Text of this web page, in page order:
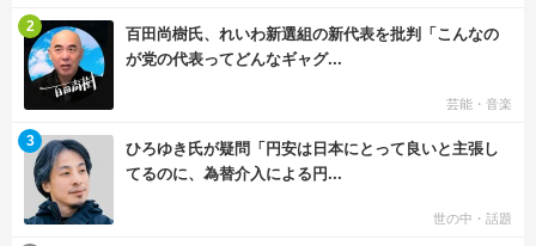
百田尚樹氏、れいわ新選組の新代表を批判「こんなの
が党の代表ってどんなギャグ...
芸能・音楽
2
ひろゆき氏が疑問「円安は日本にとって良いと主張し
てるのに、為替介入による円...
世の中・話題
3